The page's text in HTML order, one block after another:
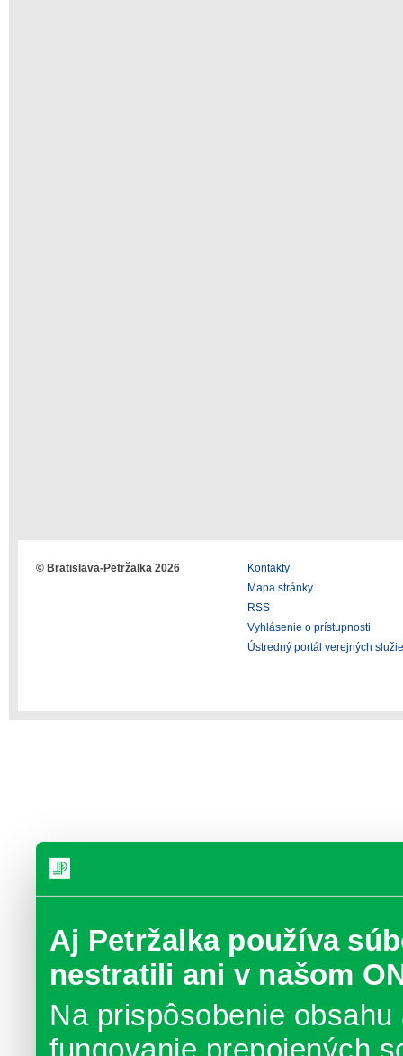
Aj Petržalka používa
nestratili ani v našom
Na prispôsobenie
© Bratislava-Petržalka 2026
Kontakty
Mapa stránky
RSS
Vyhlásenie o prístupnosti
Ústredný portál verejných